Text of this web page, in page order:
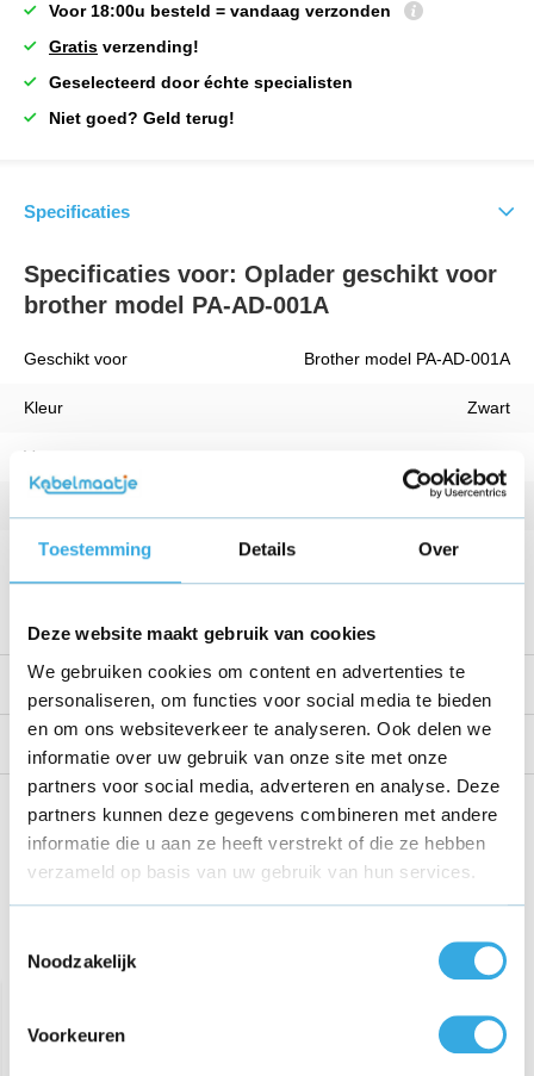
Toestemming Details Over
Deze website maakt gebruik van cookies
We gebruiken cookies om content en advertenties te
personaliseren, om functies voor social media te bieden
en om ons websiteverkeer te analyseren. Ook delen we
informatie over uw gebruik van onze site met onze
partners voor social media, adverteren en analyse. Deze
partners kunnen deze gegevens combineren met andere
informatie die u aan ze heeft verstrekt of die ze hebben
verzameld op basis van uw gebruik van hun services.
Noodzakelijk
Voorkeuren
Voor 18:00u besteld = vandaag verzonden
Gratis verzending!
Geselecteerd door échte specialisten
Niet goed? Geld terug!
Specificaties
Specificaties voor: Oplader geschikt voor
brother model PA-AD-001A
Geschikt voor Brother model PA-AD-001A
Kleur Zwart
Vermogen
1.5 Meter
Voltage
Productomschrijving
Share this product!
Recent bekeken